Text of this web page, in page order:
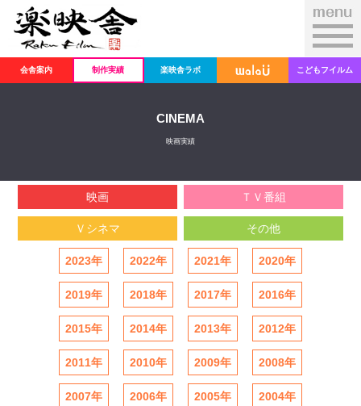
会舎案内 制作実績 楽映舎ラボ こどもフイルム
CINEMA
映画実績
映画 ＴＶ番組
Ｖシネマ その他
2023年 2022年 2021年 2020年
2019年 2018年 2017年 2016年
2015年 2014年 2013年 2012年
2011年 2010年 2009年 2008年
2007年 2006年 2005年 2004年